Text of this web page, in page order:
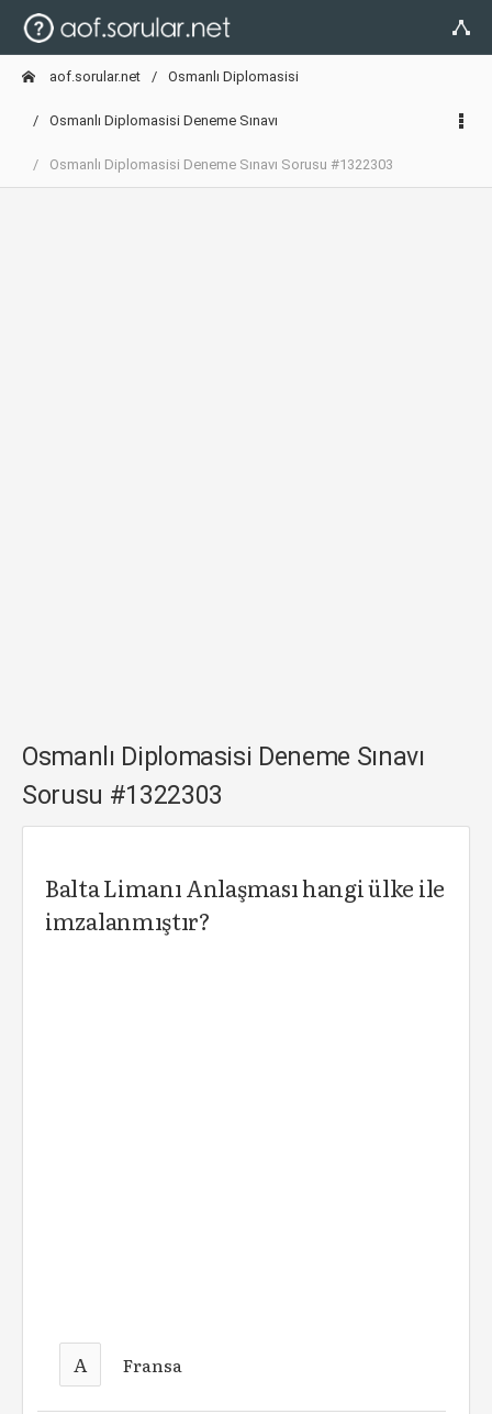
aof.sorular.net Osmanlı Diplomasisi
Osmanlı Diplomasisi Deneme Sınavı
Osmanlı Diplomasisi Deneme Sınavı Sorusu #1322303
Osmanlı Diplomasisi Deneme Sınavı
Sorusu #1322303
Balta Limanı Anlaşması hangi ülke ile
imzalanmıştır?
A Fransa